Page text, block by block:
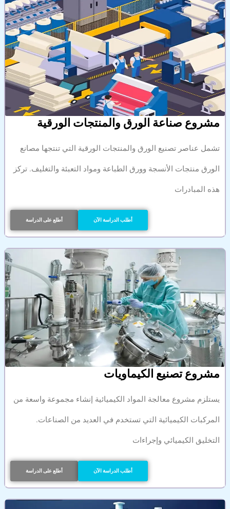
مشروع صناعة الورق والمنتجات الورقية
تشمل عناصر تصنيع الورق والمنتجات الورقية التي تنتجها مصانع
الورق منتجات الأنسجة وورق الطباعة ومواد التعبئة والتغليف. تركز
هذه المبادرات
أطلع على الدراسة أطلب الدراسة الآن
مشروع تصنيع الكيماويات
يستلزم مشروع معالجة المواد الكيميائية إنشاء مجموعة واسعة من
المركبات الكيميائية التي تستخدم في العديد من الصناعات.
التخليق الكيميائي وإجراءات
أطلع على الدراسة أطلب الدراسة الآن